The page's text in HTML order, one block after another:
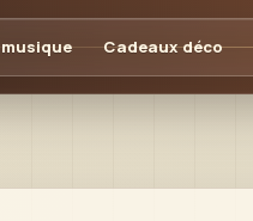
Cadeaux déco